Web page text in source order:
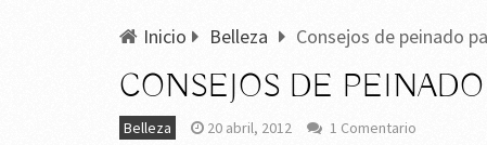
Inicio Belleza Consejos de peinado
CONSEJOS DE
Belleza 20 abril, 2012
1 Comentario